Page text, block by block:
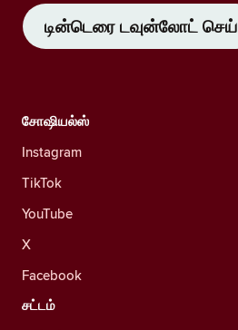
டின்டெரை டவுன்லோட் செய்
சோஷியல்ஸ்
Instagram
TikTok
YouTube
X
Facebook
சட்டம்